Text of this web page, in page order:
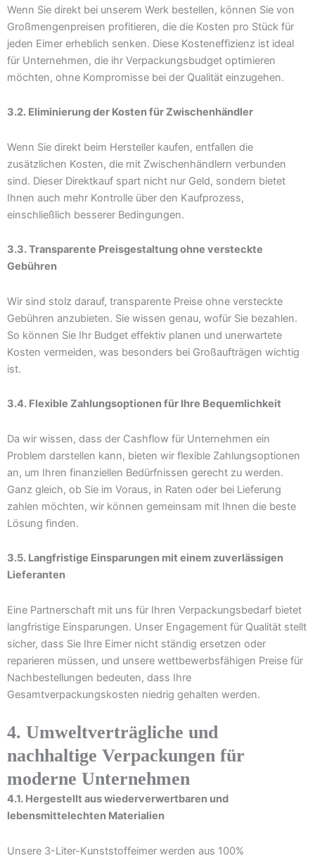
Wenn Sie direkt bei unserem Werk bestellen, können Sie von
Großmengenpreisen profitieren, die die Kosten pro Stück für
jeden Eimer erheblich senken. Diese Kosteneffizienz ist ideal
für Unternehmen, die ihr Verpackungsbudget optimieren
möchten, ohne Kompromisse bei der Qualität einzugehen.
3.2. Eliminierung der Kosten für Zwischenhändler
Wenn Sie direkt beim Hersteller kaufen, entfallen die
zusätzlichen Kosten, die mit Zwischenhändlern verbunden
sind. Dieser Direktkauf spart nicht nur Geld, sondern bietet
Ihnen auch mehr Kontrolle über den Kaufprozess,
einschließlich besserer Bedingungen.
3.3. Transparente Preisgestaltung ohne versteckte
Gebühren
Wir sind stolz darauf, transparente Preise ohne versteckte
Gebühren anzubieten. Sie wissen genau, wofür Sie bezahlen.
So können Sie Ihr Budget effektiv planen und unerwartete
Kosten vermeiden, was besonders bei Großaufträgen wichtig
ist.
3.4. Flexible Zahlungsoptionen für Ihre Bequemlichkeit
Da wir wissen, dass der Cashflow für Unternehmen ein
Problem darstellen kann, bieten wir flexible Zahlungsoptionen
an, um Ihren finanziellen Bedürfnissen gerecht zu werden.
Ganz gleich, ob Sie im Voraus, in Raten oder bei Lieferung
zahlen möchten, wir können gemeinsam mit Ihnen die beste
Lösung finden.
3.5. Langfristige Einsparungen mit einem zuverlässigen
Lieferanten
Eine Partnerschaft mit uns für Ihren Verpackungsbedarf bietet
langfristige Einsparungen. Unser Engagement für Qualität stellt
sicher, dass Sie Ihre Eimer nicht ständig ersetzen oder
reparieren müssen, und unsere wettbewerbsfähigen Preise für
Nachbestellungen bedeuten, dass Ihre
Gesamtverpackungskosten niedrig gehalten werden.
4. Umweltverträgliche und
nachhaltige Verpackungen für
moderne Unternehmen
4.1. Hergestellt aus wiederverwertbaren und
lebensmittelechten Materialien
Unsere 3-Liter-Kunststoffeimer werden aus 100%